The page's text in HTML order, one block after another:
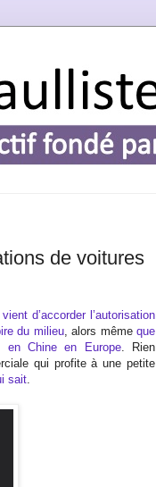
de voitures
d’accorder l’autorisation
du milieu, alors mêmeque
en Chine en Europe. Rien
qui profite à une petite
sait